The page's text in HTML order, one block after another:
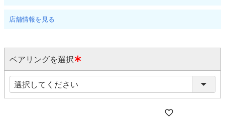
店舗情報を見る
ベアリングを選択
(
必
須